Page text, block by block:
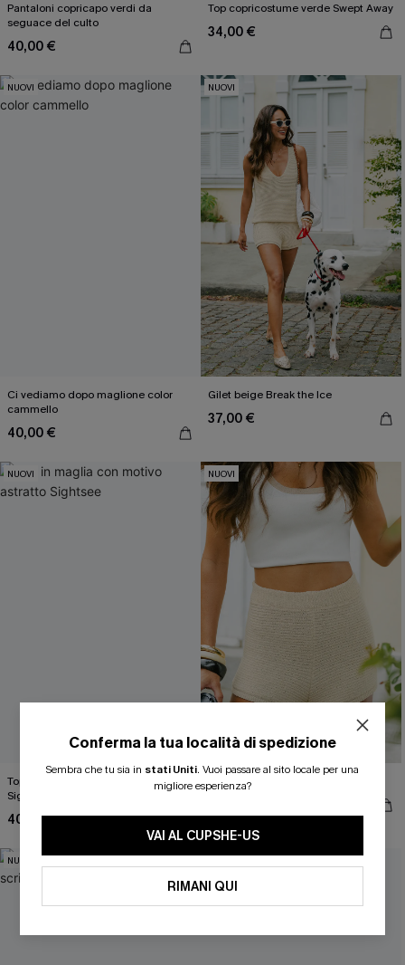
Pantaloni copricapo verdi da
seguace del culto
40,00 €
Top copricostume verde Swept Away
34,00 €
NUOVI
Ci vediamo dopo maglione color
cammello
40,00 €
NUOVI
Gilet beige Break the Ice
37,00 €
NUOVI
Top in maglia con motivo astratto
Sightsee
40,00 €
NUOVI
Pantaloncini beige Wild Summer
NUOVI
Conferma la tua località di spedizione
Sembra che tu sia in stati Uniti. Vuoi passare al sito locale per una
migliore esperienza?
VAI AL CUPSHE-US
RIMANI QUI
ISCRIVITI PER OTTENERE
20% DI SCONTO SU 2 O PIÙ ARTICOLI